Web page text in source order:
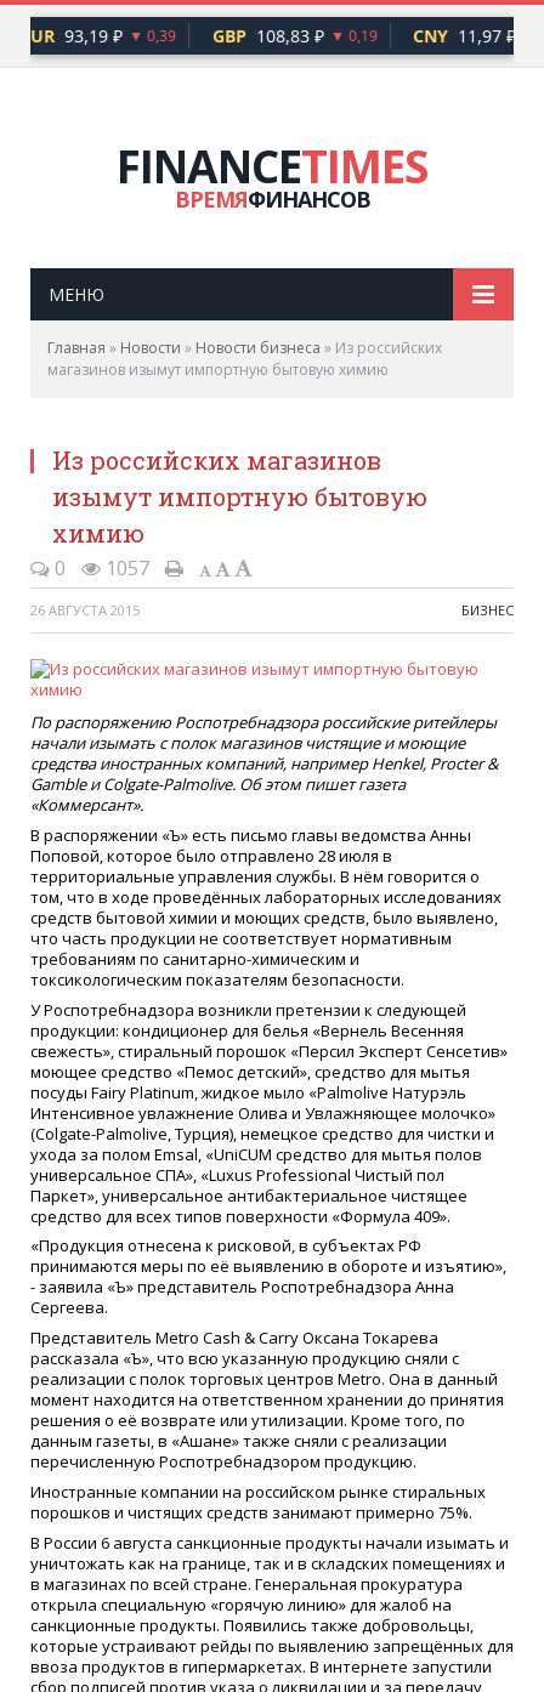
EUR 93,19 ₽ ▼ 0,39 GBP 108,83 ₽ ▼ 0,19 CNY 11,97 ₽
FINANCETIMES
ВРЕМЯФИНАНСОВ
МЕНЮ
Главная » Новости » Новости бизнеса » Из российских
магазинов изымут импортную бытовую химию
Из российских магазинов
изымут импортную бытовую
химию
0 1057
26 АВГУСТА 2015 БИЗНЕС
По распоряжению Роспотребнадзора российские ритейлеры
начали изымать с полок магазинов чистящие и моющие
средства иностранных компаний, например Henkel, Procter &
Gamble и Colgate-Palmolive. Об этом пишет газета
«Коммерсант».
В распоряжении «Ъ» есть письмо главы ведомства Анны
Поповой, которое было отправлено 28 июля в
территориальные управления службы. В нём говорится о
том, что в ходе проведённых лабораторных исследованиях
средств бытовой химии и моющих средств, было выявлено,
что часть продукции не соответствует нормативным
требованиям по санитарно-химическим и
токсикологическим показателям безопасности.
У Роспотребнадзора возникли претензии к следующей
продукции: кондиционер для белья «Вернель Весенняя
свежесть», стиральный порошок «Персил Эксперт Сенсетив»
моющее средство «Пемос детский», средство для мытья
посуды Fairy Platinum, жидкое мыло «Palmolive Натурэль
Интенсивное увлажнение Олива и Увлажняющее молочко»
(Colgate-Palmolive, Турция), немецкое средство для чистки и
ухода за полом Emsal, «UniCUM средство для мытья полов
универсальное СПА», «Luxus Professional Чистый пол
Паркет», универсальное антибактериальное чистящее
средство для всех типов поверхности «Формула 409».
«Продукция отнесена к рисковой, в субъектах РФ
принимаются меры по её выявлению в обороте и изъятию»,
- заявила «Ъ» представитель Роспотребнадзора Анна
Сергеева.
Представитель Metro Cash & Carry Оксана Токарева
рассказала «Ъ», что всю указанную продукцию сняли с
реализации с полок торговых центров Metro. Она в данный
момент находится на ответственном хранении до принятия
решения о её возврате или утилизации. Кроме того, по
данным газеты, в «Ашане» также сняли с реализации
перечисленную Роспотребнадзором продукцию.
Иностранные компании на российском рынке стиральных
порошков и чистящих средств занимают примерно 75%.
В России 6 августа санкционные продукты начали изымать и
уничтожать как на границе, так и в складских помещениях и
в магазинах по всей стране. Генеральная прокуратура
открыла специальную «горячую линию» для жалоб на
санкционные продукты. Появились также добровольцы,
которые устраивают рейды по выявлению запрещённых для
ввоза продуктов в гипермаркетах. В интернете запустили
сбор подписей против указа о ликвидации и за передачу